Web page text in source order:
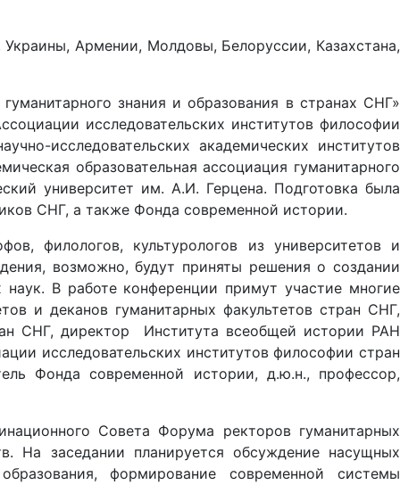
Армении, Молдовы, Белоруссии, Казахстана,
знания и образования в странах СНГ»
исследовательских институтов философии
исследовательских академических институтов
образовательная ассоциация гуманитарного
университет им. А.И. Герцена. Подготовка была
СНГ, а также Фонда современной истории.
филологов, культурологов из университетов и
возможно, будут приняты решения о создании
В работе конференции примут участие многие
и деканов гуманитарных факультетов стран СНГ,
СНГ, директор Института всеобщей истории РАН
исследовательских институтов философии стран
Фонда современной истории, д.ю.н., профессор,
Совета Форума ректоров гуманитарных
На заседании планируется обсуждение насущных
формирование современной системы